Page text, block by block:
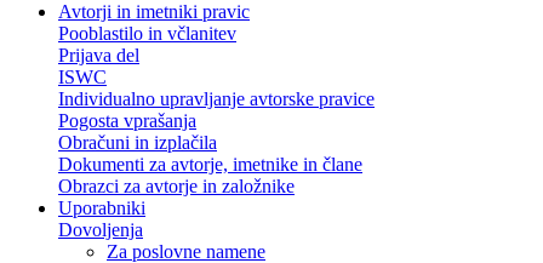
Avtorji in imetniki pravic
Pooblastilo in včlanitev
Prijava del
ISWC
Individualno upravljanje avtorske pravice
Pogosta vprašanja
Obračuni in izplačila
Dokumenti za avtorje, imetnike in člane
Obrazci za avtorje in založnike
Uporabniki
Dovoljenja
Za poslovne namene